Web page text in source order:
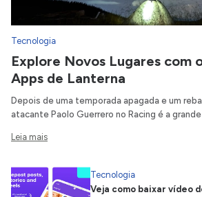
Tecnologia
Explore Novos Lugares com
Apps de Lanterna
Depois de uma temporada apagada e um
atacante Paolo Guerrero no Racing é a
Leia mais
Tecnologia
Veja como baixar vídeo